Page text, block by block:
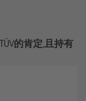
的肯定,且持有